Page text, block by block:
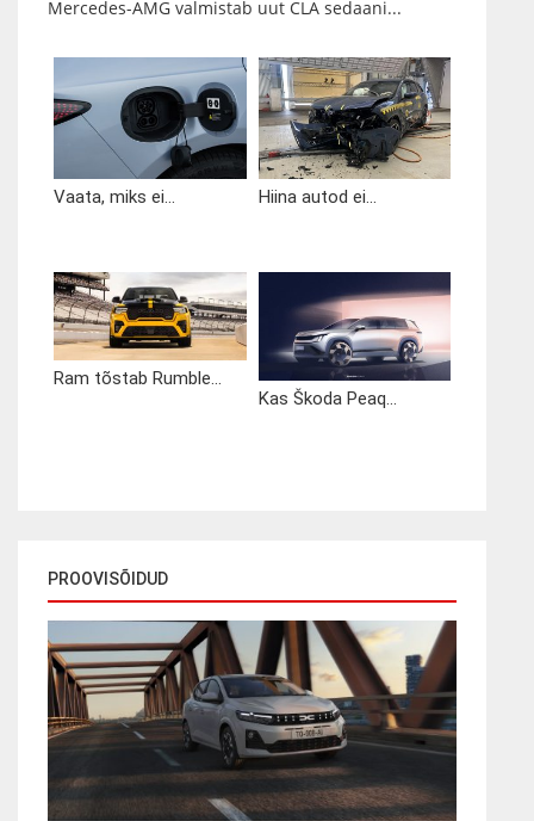
Mercedes-AMG valmistab uut CLA sedaani...
Vaata, miks ei... Hiina autod ei...
Ram tõstab Rumble...
Kas Škoda Peaq...
PROOVISÕIDUD